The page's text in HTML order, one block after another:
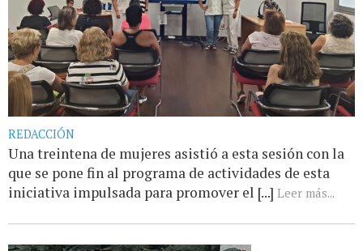
REDACCIÓN
Una treintena de mujeres asistió a esta sesión con la
que se pone fin al programa de actividades de esta
iniciativa impulsada para promover el [...] Leer más...